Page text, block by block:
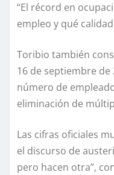
“El récord en
empleo y qué
Toribio también
16 de septiembre de
número de
eliminación de
Las cifras oficiales
el discurso de
pero hacen otra”,